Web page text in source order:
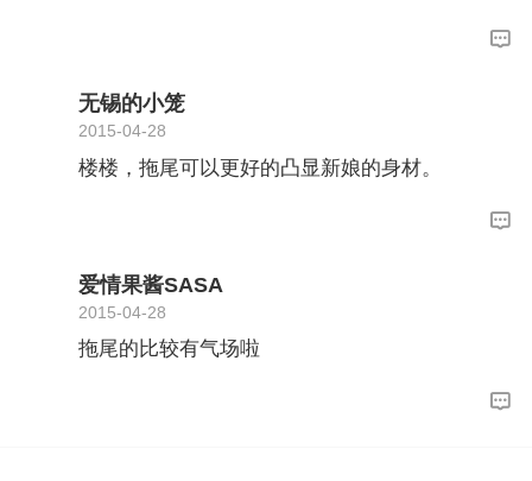
无锡的小笼
2015-04-28
楼楼，拖尾可以更好的凸显新娘的身材。
爱情果酱SASA
2015-04-28
拖尾的比较有气场啦